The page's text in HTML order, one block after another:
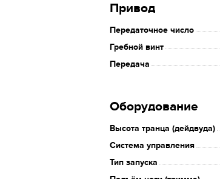
Привод
Передаточное число
Гребной винт
Передача
Оборудование
Высота транца (дейдвуда)
Система управления
Тип запуска